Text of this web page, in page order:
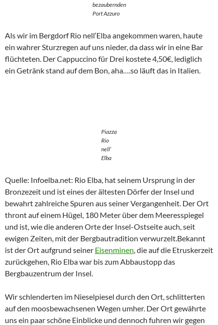
bezaubernden
Port Azzuro
Als wir im Bergdorf Rio nell‘Elba angekommen waren, haute
ein wahrer Sturzregen auf uns nieder, da dass wir in eine Bar
flüchteten. Der Cappuccino für Drei kostete 4,50€, lediglich
ein Getränk stand auf dem Bon, aha….so läuft das in Italien.
Piazza
Rio
nell‘
Elba
Quelle: Infoelba.net: Rio Elba, hat seinem Ursprung in der
Bronzezeit und ist eines der ältesten Dörfer der Insel und
bewahrt zahlreiche Spuren aus seiner Vergangenheit. Der Ort
thront auf einem Hügel, 180 Meter über dem Meeresspiegel
und ist, wie die anderen Orte der Insel-Ostseite auch, seit
ewigen Zeiten, mit der Bergbautradition verwurzelt.Bekannt
ist der Ort aufgrund seiner Eisenminen, die auf die Etruskerzeit
zurückgehen, Rio Elba war bis zum Abbaustopp das
Bergbauzentrum der Insel.
Wir schlenderten im Nieselpiesel durch den Ort, schlitterten
auf den moosbewachsenen Wegen umher. Der Ort gewährte
uns ein paar schöne Einblicke und dennoch fuhren wir gegen